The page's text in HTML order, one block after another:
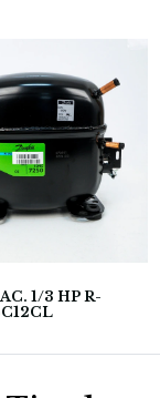
1/3 HP R-